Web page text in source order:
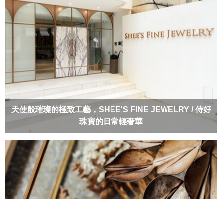
天使般璀璨的極致工藝，SHEE'S FINE JEWELRY / 侍好
珠寶的日常輕奢華